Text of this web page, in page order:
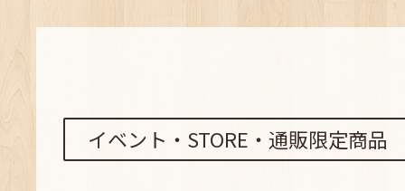
イベント・STORE・通販限定商品